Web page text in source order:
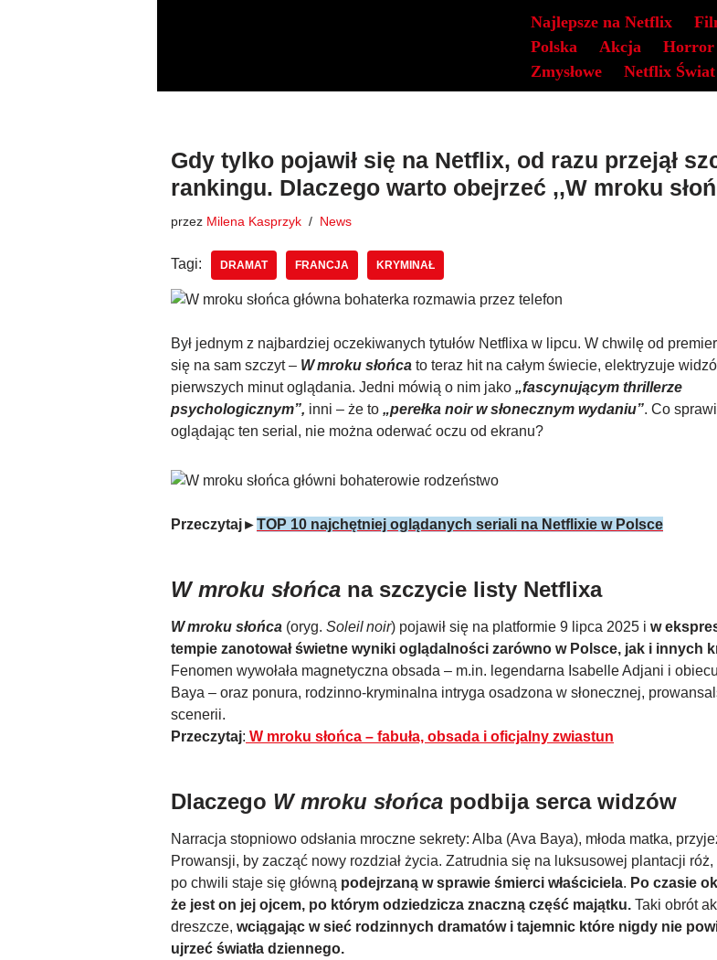
treści
Najlepsze na Netflix
Polska
Akcja Horror
Zmysłowe
Netflix Świat
Gdy tylko pojawił się na Netflix, od razu przejął
rankingu. Dlaczego warto obejrzeć ,,W mroku
przez Milena Kasprzyk News
Tagi: DRAMAT FRANCJA KRYMINAŁ
Był jednym z najbardziej oczekiwanych tytułów Netflixa w lipcu. W chwilę od
się na sam szczyt – W mroku słońca to teraz hit na całym świecie, elektryzuje
pierwszych minut oglądania. Jedni mówią o nim jako „fascynującym thrillerze
psychologicznym”, inni – że to „perełka noir w słonecznym wydaniu”. Co
oglądając ten serial, nie można oderwać oczu od ekranu?
Przeczytaj►TOP 10 najchętniej oglądanych seriali na Netflixie w Polsce
W mroku słońca na szczycie listy Netflixa
W mroku słońca (oryg. Soleil noir) pojawił się na platformie 9 lipca 2025 i w
tempie zanotował świetne wyniki oglądalności zarówno w Polsce, jak i innych
Fenomen wywołała magnetyczna obsada – m.in. legendarna Isabelle Adjani i
Baya – oraz ponura, rodzinno-kryminalna intryga osadzona w słonecznej,
scenerii.
Przeczytaj: W mroku słońca – fabuła, obsada i oficjalny zwiastun
Dlaczego W mroku słońca podbija serca widzów
Narracja stopniowo odsłania mroczne sekrety: Alba (Ava Baya), młoda matka,
Prowansji, by zacząć nowy rozdział życia. Zatrudnia się na luksusowej plantacji róż,
po chwili staje się główną podejrzaną w sprawie śmierci właściciela. Po czasie
że jest on jej ojcem, po którym odziedzicza znaczną część majątku. Taki obrót
dreszcze, wciągając w sieć rodzinnych dramatów i tajemnic które nigdy nie
ujrzeć światła dziennego.